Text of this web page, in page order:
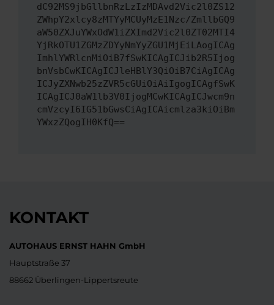
dC92MS9jbGllbnRzLzIzMDAvd2Vic2l0ZS12
ZWhpY2xlcy8zMTYyMCUyMzE1Nzc/ZmllbGQ9
aW50ZXJuYWxOdW1iZXImd2Vic2l0ZT02MTI4
YjRkOTU1ZGMzZDYyNmYyZGU1MjEiLAogICAg
ImhlYWRlcnMiOiB7fSwKICAgICJib2R5Ijog
bnVsbCwKICAgICJleHBlY3QiOiB7CiAgICAg
ICJyZXNwb25zZVR5cGUiOiAiIgogICAgfSwK
ICAgICJ0aW1lb3V0IjogMCwKICAgICJwcm9n
cmVzcyI6IG51bGwsCiAgICAicmlza3kiOiBm
YWxzZQogIH0KfQ==
KONTAKT
AUTOHAUS ERNST HAHN GmbH
Hauptstraße 37
88662 Überlingen-Lippertsreute